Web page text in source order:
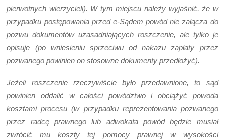
pierwotnych wierzycieli). W tym miejscu należy wyjaśnić, że w
przypadku postępowania przed e-Sądem powód nie załącza do
pozwu dokumentów uzasadniających roszczenie, ale tylko je
opisuje (po wniesieniu sprzeciwu od nakazu zapłaty przez
pozwanego powinien on stosowne dokumenty przedłożyć).
Jeżeli roszczenie rzeczywiście było przedawnione, to sąd
powinien oddalić w całości powództwo i obciążyć powoda
kosztami procesu (w przypadku reprezentowania pozwanego
przez radcę prawnego lub adwokata powód będzie musiał
zwrócić mu koszty tej pomocy prawnej w wysokości